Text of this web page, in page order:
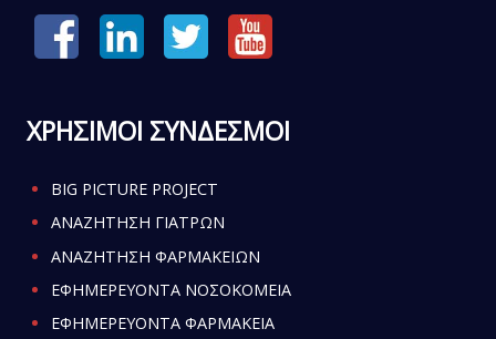
ΧΡΗΣΙΜΟΙ ΣΥΝΔΕΣΜΟΙ
BIG PICTURE PROJECT
ΑΝΑΖΗΤΗΣΗ ΓΙΑΤΡΩΝ
ΑΝΑΖΗΤΗΣΗ ΦΑΡΜΑΚΕΙΩΝ
ΕΦΗΜΕΡΕΥΟΝΤΑ ΝΟΣΟΚΟΜΕΙΑ
ΕΦΗΜΕΡΕΥΟΝΤΑ ΦΑΡΜΑΚΕΙΑ